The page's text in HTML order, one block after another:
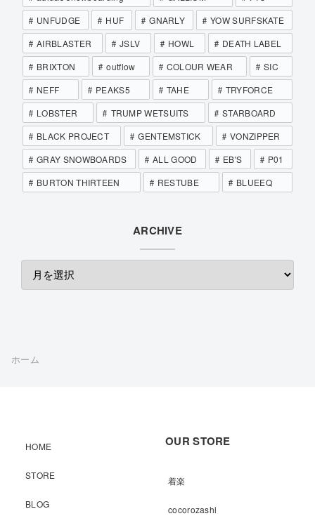
UNFUDGE
HUF GNARLY
YOW SURFSKATE
AIRBLASTER
JSLV HOWL
DEATH LABEL
BRIXTON
outflow COLOUR WEAR
SIC
NEFF
PEAKS5 TAHE
TRYFORCE
LOBSTER
TRUMP WETSUITS
STARBOARD
BLACK PROJECT
GENTEMSTICK
VONZIPPER
GRAY SNOWBOARDS
ALL GOOD EB'S
P01
BURTON THIRTEEN
RESTUBE BLUEEQ
ARCHIVE
ホーム
HOME
STORE
BLOG
OUR STORE
着楽
cocorozashi